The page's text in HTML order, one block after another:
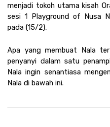
menjadi tokoh utama kisah
sesi 1 Playground of Nusa
pada (15/2).
Apa yang membuat Nala
penyanyi dalam satu
Nala ingin senantiasa
Nala di bawah ini.